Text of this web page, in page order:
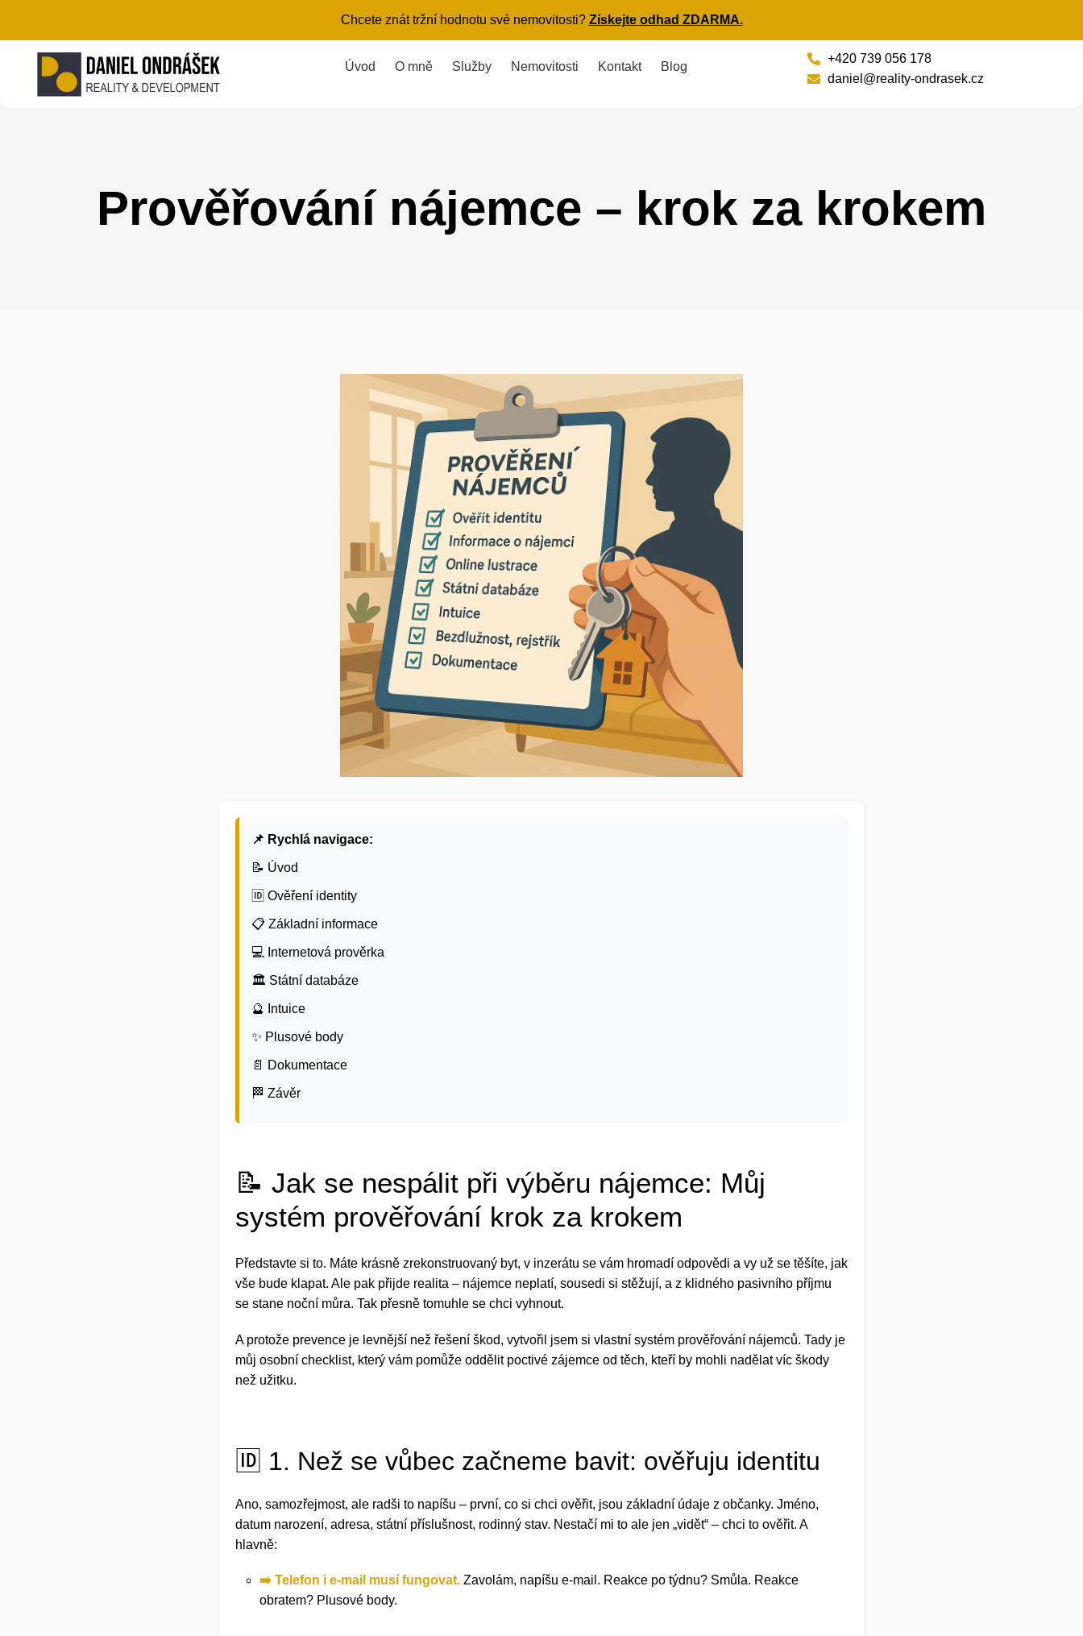
Chcete znát tržní hodnotu své nemovitosti? Získejte odhad ZDARMA.
Úvod O mně Služby Nemovitosti Kontakt Blog
+420 739 056 178
daniel@reality-ondrasek.cz
Prověřování nájemce – krok za krokem
📌 Rychlá navigace:
📝 Úvod
🆔 Ověření identity
📋 Základní informace
💻 Internetová prověrka
🏛️ Státní databáze
🔮 Intuice
✨ Plusové body
📄 Dokumentace
🏁 Závěr
📝 Jak se nespálit při výběru nájemce: Můj
systém prověřování krok za krokem
Představte si to. Máte krásně zrekonstruovaný byt, v inzerátu se vám hromadí odpovědi a vy už se těšíte, jak
vše bude klapat. Ale pak přijde realita – nájemce neplatí, sousedi si stěžují, a z klidného pasivního příjmu
se stane noční můra. Tak přesně tomuhle se chci vyhnout.
A protože prevence je levnější než řešení škod, vytvořil jsem si vlastní systém prověřování nájemců. Tady je
můj osobní checklist, který vám pomůže oddělit poctivé zájemce od těch, kteří by mohli nadělat víc škody
než užitku.
🆔 1. Než se vůbec začneme bavit: ověřuju identitu
Ano, samozřejmost, ale radši to napíšu – první, co si chci ověřit, jsou základní údaje z občanky. Jméno,
datum narození, adresa, státní příslušnost, rodinný stav. Nestačí mi to ale jen „vidět“ – chci to ověřit. A
hlavně:
➡️ Telefon i e-mail musí fungovat. Zavolám, napíšu e-mail. Reakce po týdnu? Smůla. Reakce
obratem? Plusové body.